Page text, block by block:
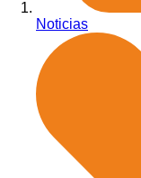
Noticias